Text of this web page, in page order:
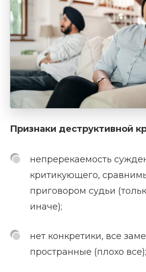
Признаки деструктивной
непререкаемость
критикующего,
приговором судьи
иначе);
нет конкретики, все
пространные (плохо все);